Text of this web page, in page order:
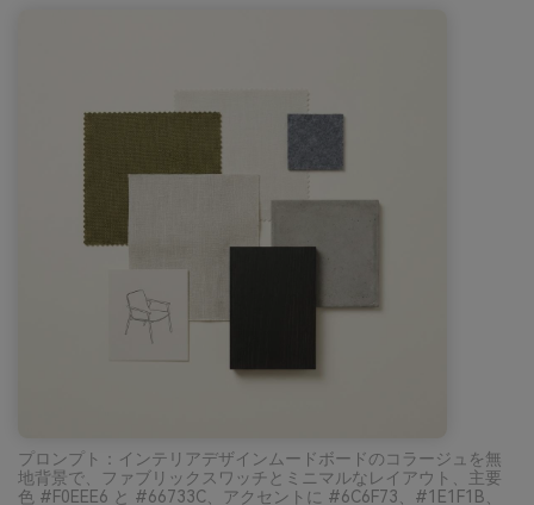
プロンプト：インテリアデザインムードボードのコラージュを無
地背景で、ファブリックスワッチとミニマルなレイアウト、主要
色 #F0EEE6 と #66733C、アクセントに #6C6F73、#1E1F1B、